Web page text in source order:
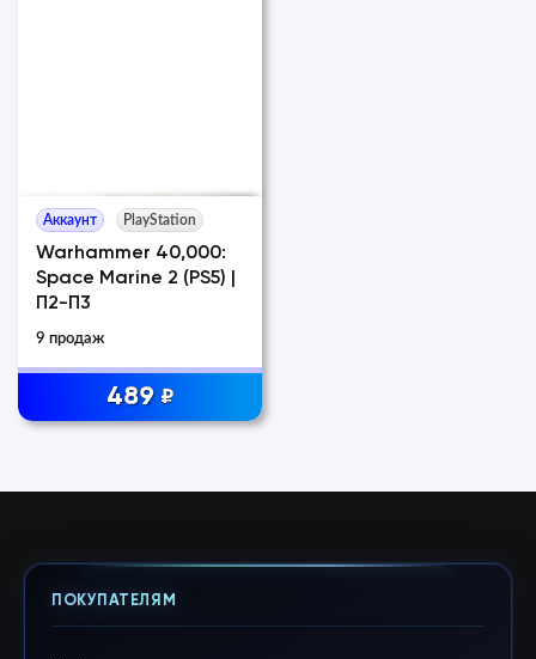
Аккаунт PlayStation
Warhammer 40,000:
Space Marine 2 (PS5) |
П2-П3
9 продаж
489 ₽
ПОКУПАТЕЛЯМ